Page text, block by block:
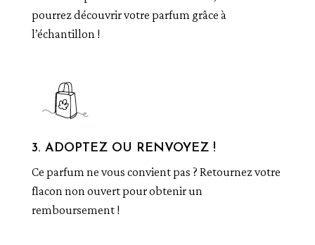
pourrez découvrir votre parfum grâce à
l’échantillon !
3. ADOPTEZ OU RENVOYEZ !
Ce parfum ne vous convient pas ? Retournez votre
flacon non ouvert pour obtenir un
remboursement !